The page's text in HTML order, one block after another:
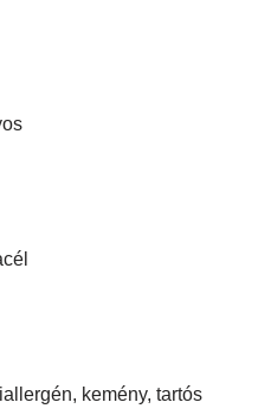
kemény, tartós